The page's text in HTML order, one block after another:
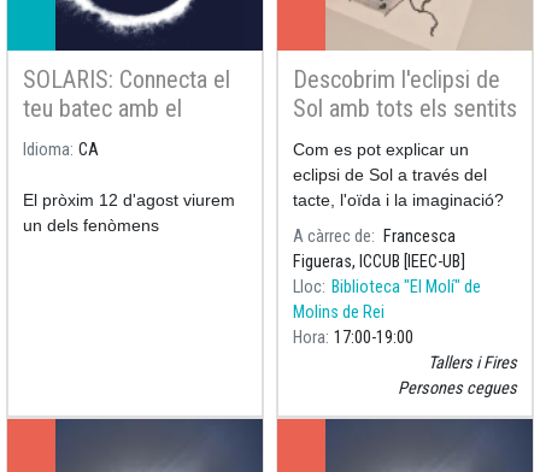
SOLARIS: Connecta el
teu batec amb el
cosmos i participa en
Idioma CA
El pròxim 12 d'agost viurem
un dels fenòmens
Descobrim l'eclipsi de
Sol amb tots els sentits
Com es pot explicar un
eclipsi de Sol a través del
tacte, l'oïda i la imaginació?
A càrrec de
Francesca
Figueras, ICCUB [IEEC-UB]
Lloc Biblioteca "El Molí" de
Molins de Rei
Hora 17:00 19:00
Tallers i Fires
Persones cegues